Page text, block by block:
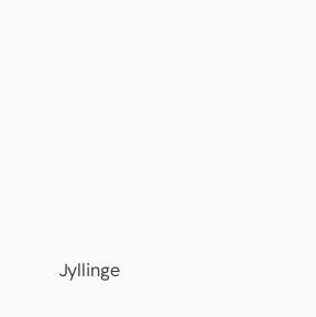
Jyllinge